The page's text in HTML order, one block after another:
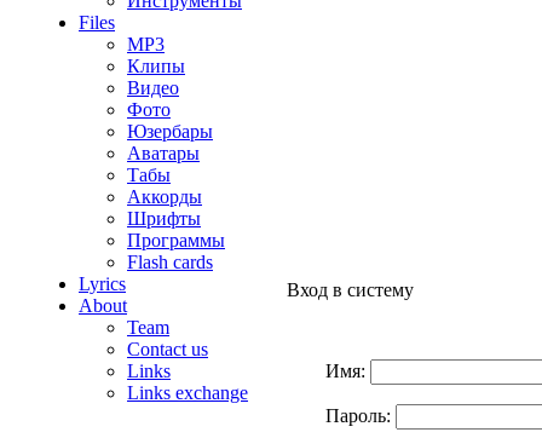
Files
MP3
Клипы
Видео
Фото
Юзербары
Аватары
Табы
Аккорды
Шрифты
Программы
Flash cards
Lyrics
About
Team
Contact us
Links
Links exchange
Вход в систему
Имя:
Пароль: